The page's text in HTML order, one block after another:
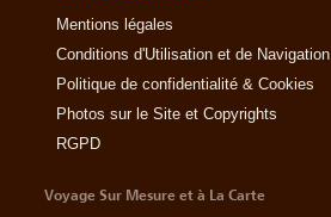
Mentions légales
Conditions d'Utilisation et de Navigation
Politique de confidentialité & Cookies
Photos sur le Site et Copyrights
RGPD
Voyage Sur Mesure et à La Carte